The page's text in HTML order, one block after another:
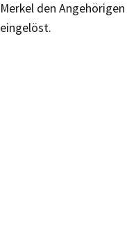
Merkel den
eingelöst.